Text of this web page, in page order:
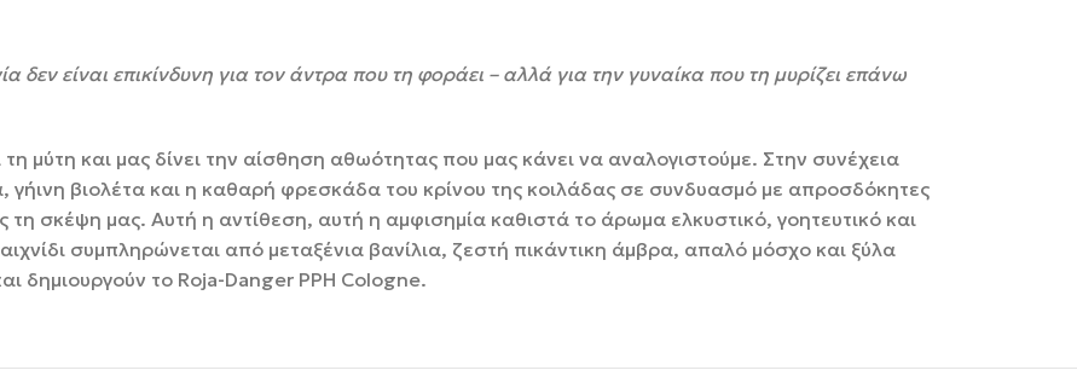
δεν είναι επικίνδυνη για τον άντρα που τη φοράει – αλλά για την γυναίκα που τη μυρίζει επάνω
μύτη και μας δίνει την αίσθηση αθωότητας που μας κάνει να αναλογιστούμε. Στην συνέχεια
γήινη βιολέτα και η καθαρή φρεσκάδα του κρίνου της κοιλάδας σε συνδυασμό με απροσδόκητες
τη σκέψη μας. Αυτή η αντίθεση, αυτή η αμφισημία καθιστά το άρωμα ελκυστικό, γοητευτικό και
συμπληρώνεται από μεταξένια βανίλια, ζεστή πικάντικη άμβρα, απαλό μόσχο και ξύλα
δημιουργούν το Roja-Danger PPH Cologne.